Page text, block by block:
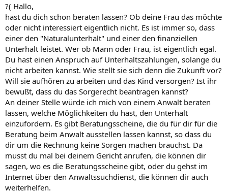
?( Hallo,
hast du dich schon beraten lassen? Ob deine Frau das möchte
oder nicht interessiert eigentlich nicht. Es ist immer so, dass
einer den "Naturalunterhalt" und einer den finanziellen
Unterhalt leistet. Wer ob Mann oder Frau, ist eigentlich egal.
Du hast einen Anspruch auf Unterhaltszahlungen, solange du
nicht arbeiten kannst. Wie stellt sie sich denn die Zukunft vor?
Will sie aufhören zu arbeiten und das Kind versorgen? Ist ihr
bewußt, dass du das Sorgerecht beantragen kannst?
An deiner Stelle würde ich mich von einem Anwalt beraten
lassen, welche Möglichkeiten du hast, den Unterhalt
einzufordern. Es gibt Beratungsscheine, die du für dir für die
Beratung beim Anwalt ausstellen lassen kannst, so dass du
dir um die Rechnung keine Sorgen machen brauchst. Da
musst du mal bei deinem Gericht anrufen, die können dir
sagen, wo es die Beratungsscheine gibt, oder du gehst im
Internet über den Anwaltssuchdienst, die können dir auch
weiterhelfen.